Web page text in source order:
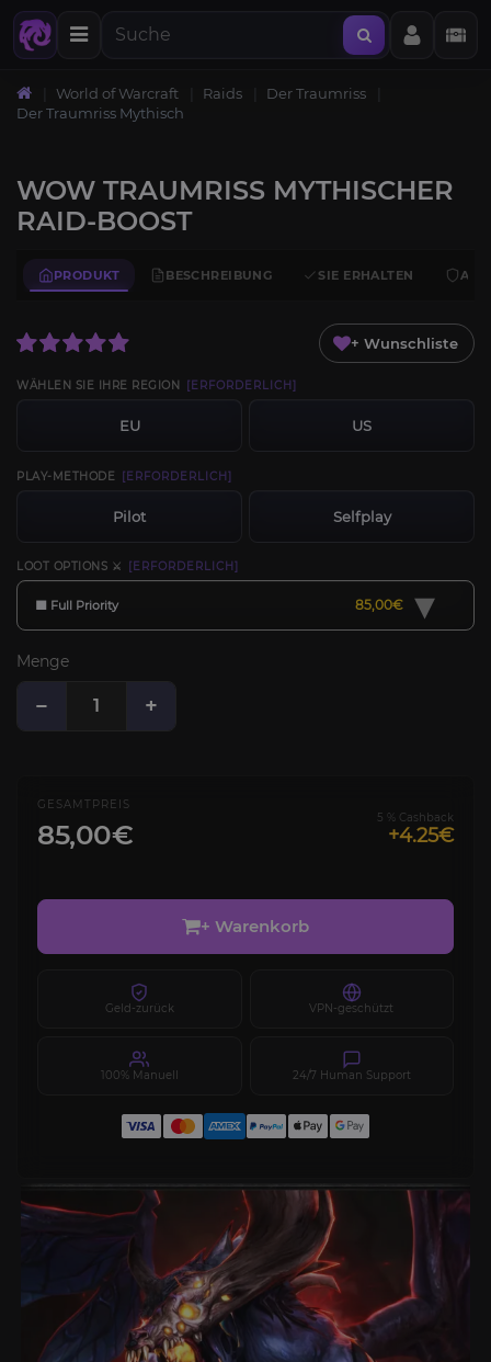
World of Warcraft Raids
Der Traumriss
Der Traumriss Mythisch
WOW TRAUMRISS MYTHISCHER
RAID-BOOST
PRODUKT BESCHREIBUNG SIE ERHALTEN
+ Wunschliste
WÄHLEN SIE IHRE REGION [ERFORDERLICH]
EU US
PLAY-METHODE [ERFORDERLICH]
Pilot Selfplay
LOOT OPTIONS ⚔️ [ERFORDERLICH]
🟧 Full Priority 85,00€ ▾
Menge
− +
GESAMTPREIS
85,00€
5 % Cashback
+4.25€
+ Warenkorb
Geld-zurück VPN-geschützt
100% Manuell 24/7 Human Support